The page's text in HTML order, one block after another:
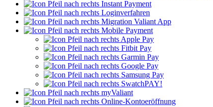
Instant Payment
Loginverfahren
Migration Valiant App
Mobile Payment
Apple Pay
Fitbit Pay
Garmin Pay
Google Pay
Samsung Pay
SwatchPAY!
myValiant
Online-Kontoeröffnung